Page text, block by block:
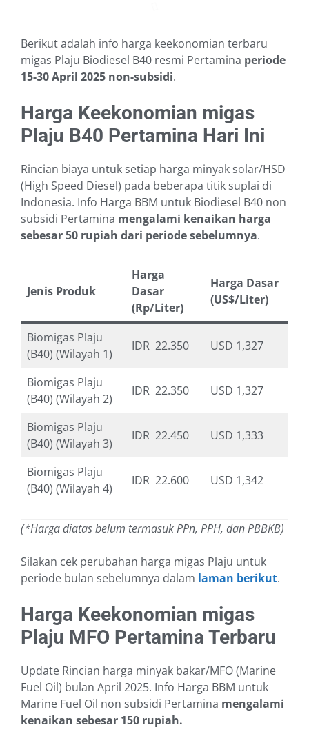
Berikut adalah info harga keekonomian terbaru
migas Plaju Biodiesel B40 resmi Pertamina periode
15-30 April 2025 non-subsidi.
Harga Keekonomian migas
Plaju B40 Pertamina Hari Ini
Rincian biaya untuk setiap harga minyak solar/HSD
(High Speed Diesel) pada beberapa titik suplai di
Indonesia. Info Harga BBM untuk Biodiesel B40 non
subsidi Pertamina mengalami kenaikan harga
sebesar 50 rupiah dari periode sebelumnya.
Jenis Produk
Harga
Dasar
(Rp/Liter)
Harga Dasar
(US$/Liter)
Biomigas Plaju
(B40) (Wilayah 1)
IDR 22.350 USD 1,327
Biomigas Plaju
(B40) (Wilayah 2)
IDR 22.350 USD 1,327
Biomigas Plaju
(B40) (Wilayah 3)
IDR 22.450 USD 1,333
Biomigas Plaju
(B40) (Wilayah 4)
IDR 22.600 USD 1,342
(*Harga diatas belum termasuk PPn, PPH, dan PBBKB)
Silakan cek perubahan harga migas Plaju untuk
periode bulan sebelumnya dalam laman berikut.
Harga Keekonomian migas
Plaju MFO Pertamina Terbaru
Update Rincian harga minyak bakar/MFO (Marine
Fuel Oil) bulan April 2025. Info Harga BBM untuk
Marine Fuel Oil non subsidi Pertamina mengalami
kenaikan sebesar 150 rupiah.